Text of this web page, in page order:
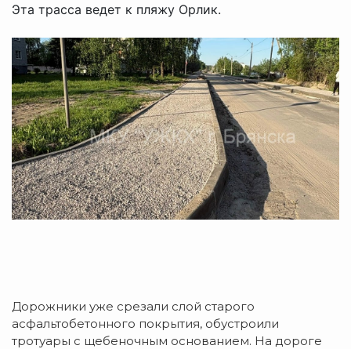
Эта трасса ведет к пляжу Орлик.
Дорожники уже срезали слой старого
асфальтобетонного покрытия, обустроили
тротуары с щебеночным основанием. На дороге